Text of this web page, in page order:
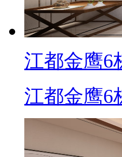
江都金鹰6
江都金鹰6